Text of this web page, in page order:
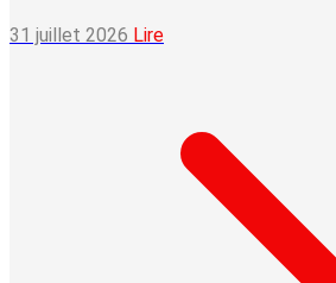
31 juillet 2026 Lire